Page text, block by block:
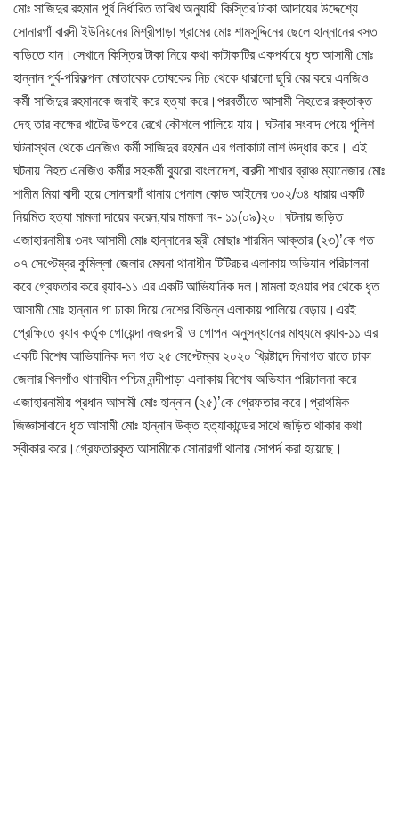
মোঃ সাজিদুর রহমান পূর্ব নির্ধারিত তারিখ অনুযায়ী কিস্তির টাকা আদায়ের উদ্দেশ্যে
সোনারগাঁ বারদী ইউনিয়নের মিশ্রীপাড়া গ্রামের মোঃ শামসুদ্দিনের ছেলে হান্নানের বসত
বাড়িতে যান।সেখানে কিস্তির টাকা নিয়ে কথা কাটাকাটির একপর্যায়ে ধৃত আসামী মোঃ
হান্নান পুর্ব-পরিকল্পনা মোতাবেক তোষকের নিচ থেকে ধারালো ছুরি বের করে এনজিও
কর্মী সাজিদুর রহমানকে জবাই করে হত্যা করে।পরবর্তীতে আসামী নিহতের রক্তাক্ত
দেহ তার কক্ষের খাটের উপরে রেখে কৌশলে পালিয়ে যায়। ঘটনার সংবাদ পেয়ে পুলিশ
ঘটনাস্থল থেকে এনজিও কর্মী সাজিদুর রহমান এর গলাকাটা লাশ উদ্ধার করে। এই
ঘটনায় নিহত এনজিও কর্মীর সহকর্মী ব্যুরো বাংলাদেশ, বারদী শাখার ব্রাঞ্চ ম্যানেজার মোঃ
শামীম মিয়া বাদী হয়ে সোনারগাঁ থানায় পেনাল কোড আইনের ৩০২/৩৪ ধারায় একটি
নিয়মিত হত্যা মামলা দায়ের করেন,যার মামলা নং- ১১(০৯)২০।ঘটনায় জড়িত
এজাহারনামীয় ৩নং আসামী মোঃ হান্নানের স্ত্রী মোছাঃ শারমিন আক্তার (২৩)’কে গত
০৭ সেপ্টেম্বর কুমিল্লা জেলার মেঘনা থানাধীন টিটিরচর এলাকায় অভিযান পরিচালনা
করে গ্রেফতার করে র‌্যাব-১১ এর একটি আভিযানিক দল।মামলা হওয়ার পর থেকে ধৃত
আসামী মোঃ হান্নান গা ঢাকা দিয়ে দেশের বিভিন্ন এলাকায় পালিয়ে বেড়ায়।এরই
প্রেক্ষিতে র‌্যাব কর্তৃক গোয়েন্দা নজরদারী ও গোপন অনুসন্ধানের মাধ্যমে র‌্যাব-১১ এর
একটি বিশেষ আভিযানিক দল গত ২৫ সেপ্টেম্বর ২০২০ খ্রিষ্টাব্দে দিবাগত রাতে ঢাকা
জেলার খিলগাঁও থানাধীন পশ্চিম নন্দীপাড়া এলাকায় বিশেষ অভিযান পরিচালনা করে
এজাহারনামীয় প্রধান আসামী মোঃ হান্নান (২৫)’কে গ্রেফতার করে।প্রাথমিক
জিজ্ঞাসাবাদে ধৃত আসামী মোঃ হান্নান উক্ত হত্যাকান্ডের সাথে জড়িত থাকার কথা
স্বীকার করে।গ্রেফতারকৃত আসামীকে সোনারগাঁ থানায় সোপর্দ করা হয়েছে।